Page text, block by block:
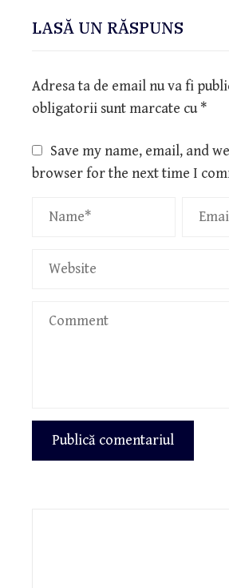
LASĂ UN RĂSPUNS
Adresa ta de email nu va fi
obligatorii sunt marcate cu*
Save my name, email, and
browser for the next time I